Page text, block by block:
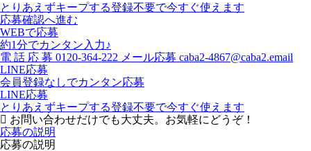
とりあえずキープする登録不要で今すぐ使えます
応募確認へ進む
WEBで応募
約1分でカンタン入力♪
電 話 応 募 0120-364-222 メール応募 caba2-4867@caba2.email
LINE応募
会員登録なしでカンタン応募
LINE応募
とりあえずキープする登録不要で今すぐ使えます
お問い合わせだけでも大丈夫。お気軽にどうぞ！
応募の説明
応募の説明